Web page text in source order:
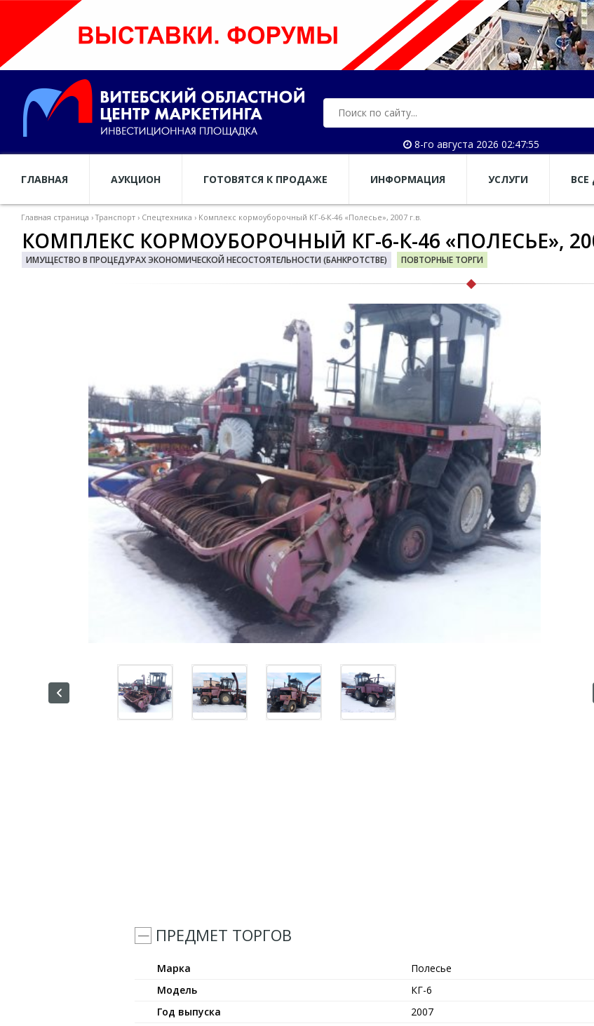
8-го августа 2026 02:47:56
ГЛАВНАЯ АУКЦИОН ГОТОВЯТСЯ К ПРОДАЖЕ ИНФОРМАЦИЯ УСЛУГИ
Главная страница › Транспорт › Спецтехника › Комплекс кормоуборочный КГ-6-К-46 «Полесье», 2007 г.в.
КОМПЛЕКС КОРМОУБОРОЧНЫЙ КГ-6-К-46 «ПОЛЕСЬЕ»,
ИМУЩЕСТВО В ПРОЦЕДУРАХ ЭКОНОМИЧЕСКОЙ НЕСОСТОЯТЕЛЬНОСТИ (БАНКРОТСТВЕ) ПОВТОРНЫЕ ТОРГИ
ПРЕДМЕТ ТОРГОВ
Марка
Полесье
Модель
КГ-6
Год выпуска
2007